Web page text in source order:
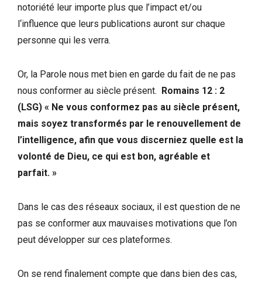
notoriété leur importe plus que l’impact et/ou
l‘influence que leurs publications auront sur chaque
personne qui les verra.
Or, la Parole nous met bien en garde du fait de ne pas
nous conformer au siècle présent.
Romains 12 : 2
(LSG) « Ne vous conformez pas au siècle présent,
mais soyez transformés par le renouvellement de
l’intelligence, afin que vous discerniez quelle est la
volonté de Dieu, ce qui est bon, agréable et
parfait. »
Dans le cas des réseaux sociaux, il est question de ne
pas se conformer aux mauvaises motivations que l’on
peut développer sur ces plateformes.
On se rend finalement compte que dans bien des cas,